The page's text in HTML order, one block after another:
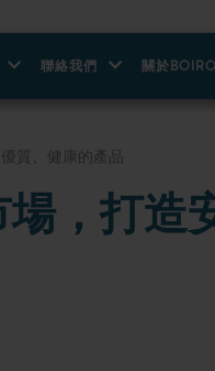
聯絡我們 關於
質、健康的產品
，打造